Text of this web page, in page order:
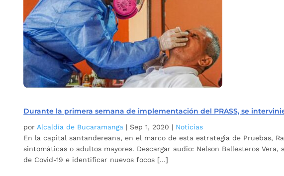
Durante la primera semana de implementación del PRASS, se
por Alcaldía de Bucaramanga | Sep 1, 2020 | Noticias
En la capital santandereana, en el marco de esta estrategia de Pruebas,
sintomáticas o adultos mayores. Descargar audio: Nelson Ballesteros
de Covid-19 e identificar nuevos focos […]